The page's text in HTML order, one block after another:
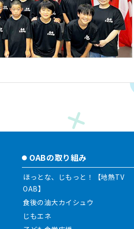
OABの取り組み
ほっとな、じもっと！【地熱TV
OAB】
食後の油大カイシュウ
じもエネ